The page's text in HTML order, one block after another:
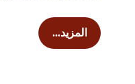
المزيد...